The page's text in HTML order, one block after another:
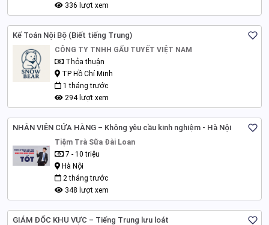
336 lượt xem
Kế Toán Nội Bộ (Biết tiếng Trung)
CÔNG TY TNHH GẤU TUYẾT VIỆT NAM
Thỏa thuận
TP Hồ Chí Minh
1 tháng trước
294 lượt xem
NHÂN VIÊN CỬA HÀNG – Không yêu cầu kinh nghiệm - Hà Nội
Tiệm Trà Sữa Đài Loan
7 - 10 triệu
Hà Nội
2 tháng trước
348 lượt xem
GIÁM ĐỐC KHU VỰC – Tiếng Trung lưu loát